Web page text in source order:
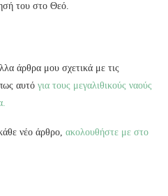
του στο Θεό.
άρθρα μου σχετικά με τις
αυτό για τους μεγαλιθικούς ναούς
νέο άρθρο, ακολουθήστε με στο